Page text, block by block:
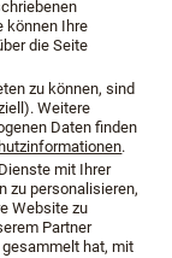
King
können Ihre
die Seite
zu können, sind
Weitere
Daten finden
.
mit Ihrer
zu personalisieren,
Website zu
Partner
hat, mit